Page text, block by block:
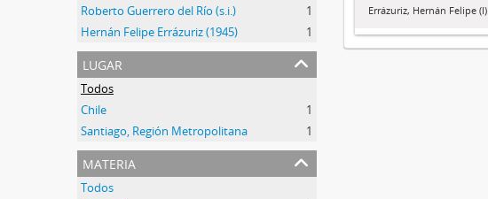
Roberto Guerrero del Río (s.i.)
1
Hernán Felipe Errázuriz (1945)
1
lugar
Todos
Chile
1
Santiago, Región Metropolitana
1
materia
Todos
Errázuriz, Hernán Felipe (I)